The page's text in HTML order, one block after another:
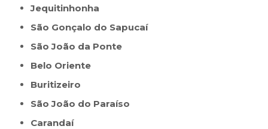
Jequitinhonha
São Gonçalo do Sapucaí
São João da Ponte
Belo Oriente
Buritizeiro
São João do Paraíso
Carandaí